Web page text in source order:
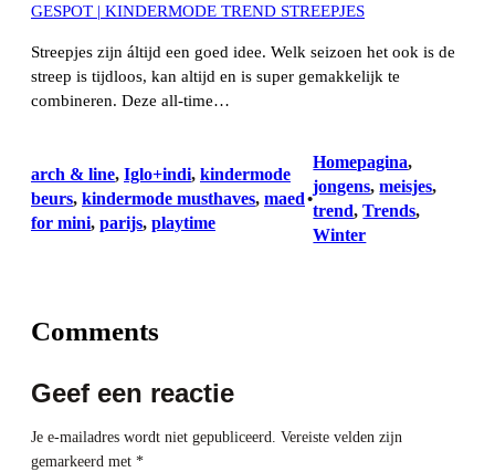
GESPOT | KINDERMODE TREND STREEPJES
Streepjes zijn áltijd een goed idee. Welk seizoen het ook is de
streep is tijdloos, kan altijd en is super gemakkelijk te
combineren. Deze all-time…
arch & line, Iglo+indi, kindermode
beurs, kindermode musthaves, maed
for mini, parijs, playtime
•
Homepagina
jongens, meisjes
trend, Trends
Winter
Comments
Geef een reactie
Je e-mailadres wordt niet gepubliceerd. Vereiste velden zijn
gemarkeerd met *